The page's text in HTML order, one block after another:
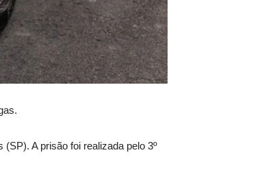
A prisão foi realizada pelo 3º